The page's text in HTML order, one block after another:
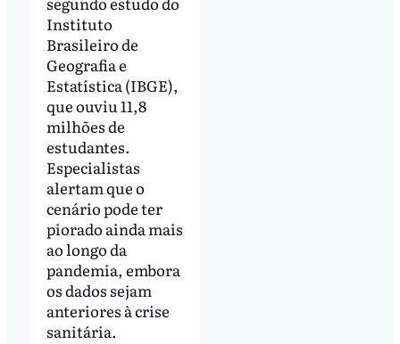
Instituto
Brasileiro de
Geografia e
Estatística (IBGE),
que ouviu 11,8
milhões de
estudantes.
Especialistas
alertam que o
cenário pode ter
piorado ainda mais
ao longo da
pandemia, embora
os dados sejam
anteriores à crise
sanitária.